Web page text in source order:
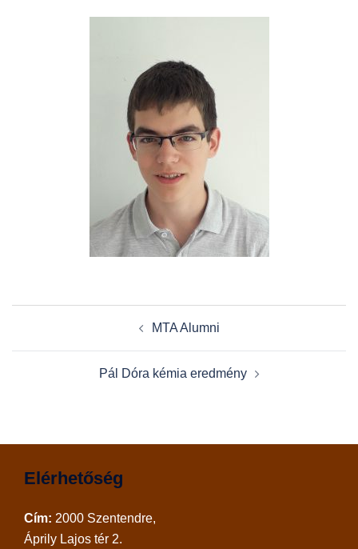
MTA Alumni
Pál Dóra kémia eredmény
Elérhetőség
Cím: 2000 Szentendre,
Áprily Lajos tér 2.